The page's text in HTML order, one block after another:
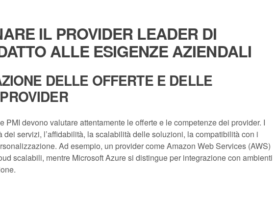
IL PROVIDER LEADER DI
ALLE ESIGENZE AZIENDALI
DELLE OFFERTE E DELLE
PMI devono valutare attentamente le offerte e le competenze dei provider. I
servizi, l’affidabilità, la scalabilità delle soluzioni, la compatibilità con i
Ad esempio, un provider come Amazon Web Services (AWS)
scalabili, mentre Microsoft Azure si distingue per integrazione con ambienti